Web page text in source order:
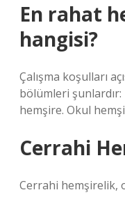
En rahat
hangisi?
Çalışma koşulları
bölümleri
hemşire. Okul
Cerrahi
Cerrahi hemşirelik,